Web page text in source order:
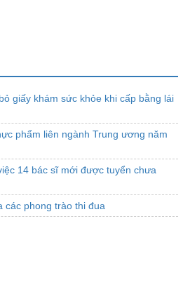
giấy khám sức khỏe khi cấp bằng lái
phẩm liên ngành Trung ương năm
14 bác sĩ mới được tuyển chưa
các phong trào thi đua